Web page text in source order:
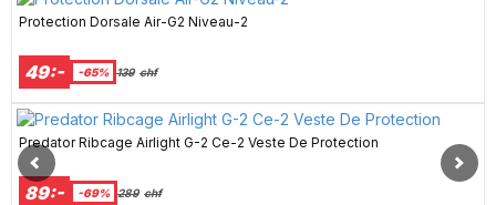
Protection Dorsale Air-G2 Niveau-2
49:- -65% 139 chf
Predator Ribcage Airlight G-2 Ce-2 Veste De Protection
89:- -69% 289 chf